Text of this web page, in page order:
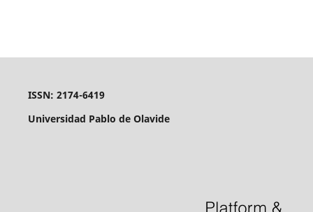
ISSN: 2174-6419
Universidad Pablo de Olavide